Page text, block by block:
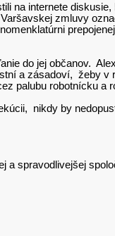
na internete
zmluvy
do jej občanov.
a zásadoví, žeby v
palubu robotnícku a
nikdy by
a spravodlivejšej